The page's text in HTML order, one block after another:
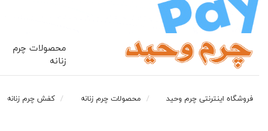
محصولات چرم
زنانه
فروشگاه اینترنتی چرم وحید محصولات چرم زنانه کفش چرم زنانه